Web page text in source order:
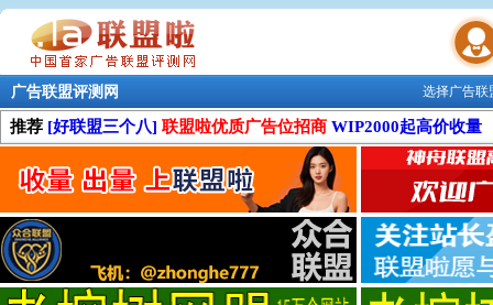
联盟学院
选择广告
广告联盟评测网
推荐 [好联盟三个八] 联盟啦优质广告位招商 WIP2000起高价收量